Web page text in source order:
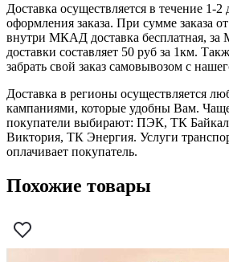
Доставка осуществляется в течение 1-2
оформления заказа. При сумме заказа
внутри МКАД доставка бесплатная,
доставки составляет 50 руб за 1км.
забрать свой заказ самовывозом с
Доставка в регионы осуществляется
кампаниями, которые удобны Вам.
покупатели выбирают: ПЭК, ТК
Виктория, ТК Энергия. Услуги
оплачивает покупатель.
Похожие товары